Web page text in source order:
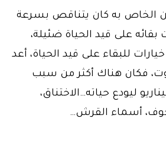
الخاص به كان يتناقص بسرعة
بقائه على قيد الحياة ضئيلة،
للبقاء على قيد الحياة، أعد
فكان هناك أكثر من سبب
ليودع حياته…الاختناق،
أسماء القرش…